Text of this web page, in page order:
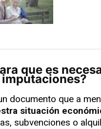
imputaciones?
documento que a
situación
subvenciones o